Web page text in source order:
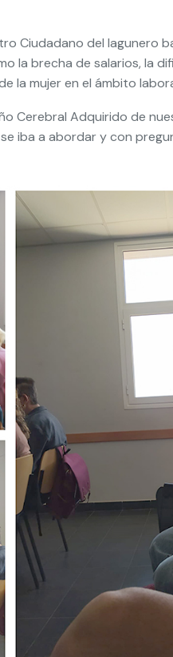
Ciudadano del lagunero
la brecha de salarios, la
la mujer en el ámbito
Cerebral Adquirido de
iba a abordar y con